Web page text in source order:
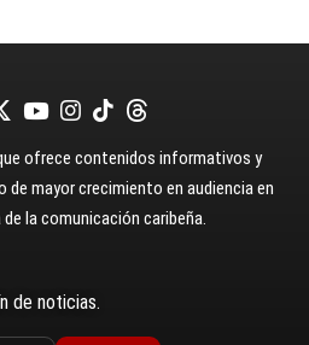
ofrece contenidos informativos y
mayor crecimiento en audiencia en
la comunicación caribeña.
de noticias.